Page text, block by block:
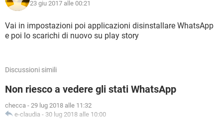
23 giu 2017 alle 00:21
Vai in impostazioni poi applicazioni disinstallare WhatsApp
e poi lo scarichi di nuovo su play story
Discussioni simili
Non riesco a vedere gli stati WhatsApp
checca - 29 lug 2018 alle 11:32
e-claudia - 30 lug 2018 alle 10:00